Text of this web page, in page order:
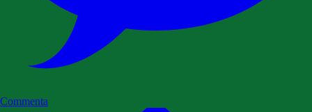
Commenta